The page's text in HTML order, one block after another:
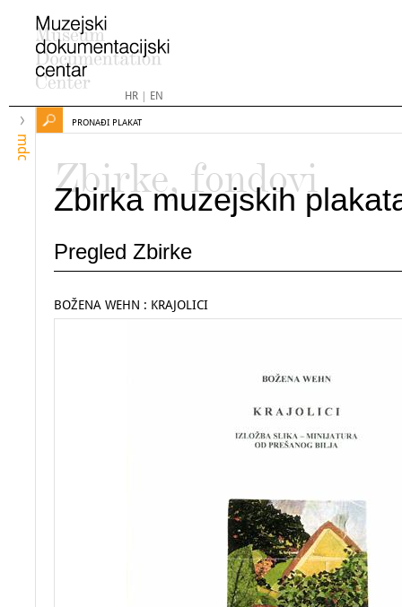
HR| EN
mdc
PRONAĐI PLAKAT
Zbirke, fondovi
Zbirka muzejskih
Pregled Zbirke
BOŽENA WEHN : KRAJOLICI